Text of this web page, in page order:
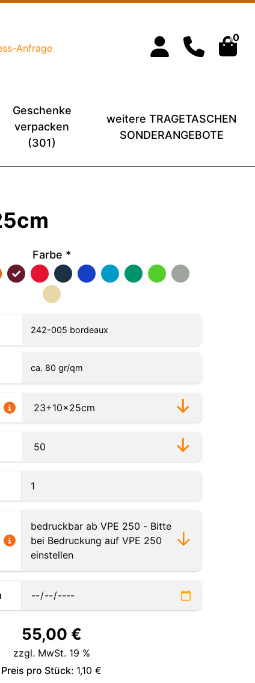
Anfrage
0
Geschenke
verpacken
(301)
weitere TRAGETASCHEN
SONDERANGEBOTE
Farbe *
242-005 bordeaux
ca. 80 gr/qm
55,00 €
zzgl. MwSt. 19 %
Preis pro Stück: 1,10 €